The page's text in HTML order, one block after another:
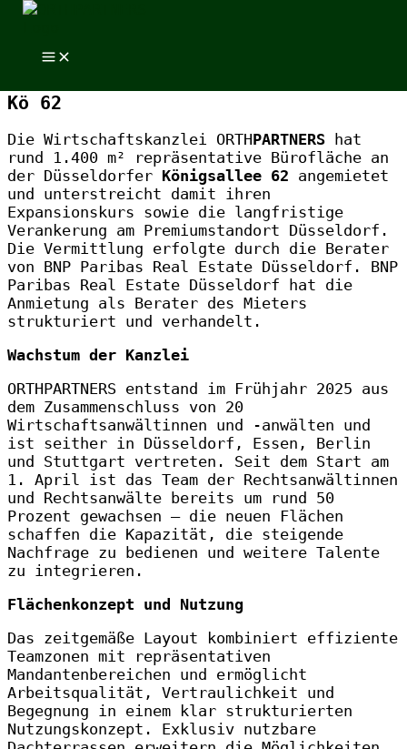
Kö 62
Die Wirtschaftskanzlei ORTHPARTNERS hat
rund 1.400 m² repräsentative Bürofläche an
der Düsseldorfer Königsallee 62 angemietet
und unterstreicht damit ihren
Expansionskurs sowie die langfristige
Verankerung am Premiumstandort Düsseldorf.
Die Vermittlung erfolgte durch die Berater
von BNP Paribas Real Estate Düsseldorf. BNP
Paribas Real Estate Düsseldorf hat die
Anmietung als Berater des Mieters
strukturiert und verhandelt.
Wachstum der Kanzlei
ORTHPARTNERS entstand im Frühjahr 2025 aus
dem Zusammenschluss von 20
Wirtschaftsanwältinnen und -anwälten und
ist seither in Düsseldorf, Essen, Berlin
und Stuttgart vertreten. Seit dem Start am
1. April ist das Team der Rechtsanwältinnen
und Rechtsanwälte bereits um rund 50
Prozent gewachsen – die neuen Flächen
schaffen die Kapazität, die steigende
Nachfrage zu bedienen und weitere Talente
zu integrieren.
Flächenkonzept und Nutzung
Das zeitgemäße Layout kombiniert effiziente
Teamzonen mit repräsentativen
Mandantenbereichen und ermöglicht
Arbeitsqualität, Vertraulichkeit und
Begegnung in einem klar strukturierten
Nutzungskonzept. Exklusiv nutzbare